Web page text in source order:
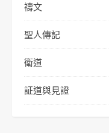
禱文
聖人傳記
衛道
証道與見證